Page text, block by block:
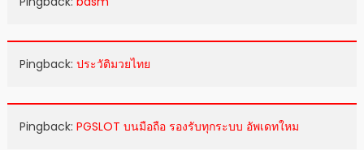
Pingback: ประวัติมวยไทย
Pingback: PGSLOT บนมือถือ รองรับทุกระบบ อัพเดทใหม